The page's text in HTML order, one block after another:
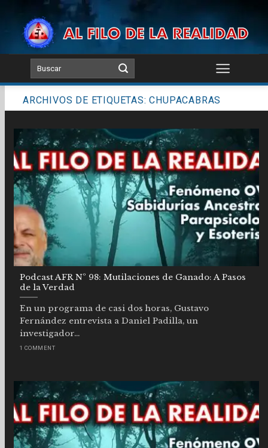
content
ARCHIVOS DE ETIQUETAS:CHUPACABRAS
Podcast AFR Nº 98: Mutilaciones de Ganado: A Pasos
de la Verdad
En un programa de casi dos horas, Gustavo
Fernández entrevista a Daniel Padilla, un
investigador...
1 COMMENT